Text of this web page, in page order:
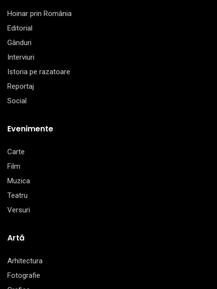
Hoinar prin România
Editorial
Gânduri
Interviuri
Istoria pe razatoare
Reportaj
Social
Evenimente
Carte
Film
Muzica
Teatru
Versuri
Artă
Arhitectura
Fotografie